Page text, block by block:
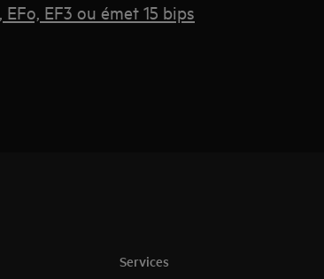
EF3 ou émet 15 bips
Services